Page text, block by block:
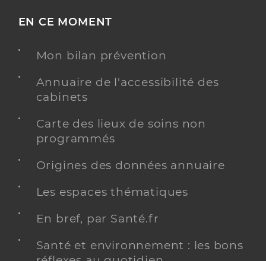
EN CE MOMENT
Mon bilan prévention
Annuaire de l'accessibilité des
cabinets
Carte des lieux de soins non
programmés
Origines des données annuaire
Les espaces thématiques
En bref, par Santé.fr
Santé et environnement : les bons